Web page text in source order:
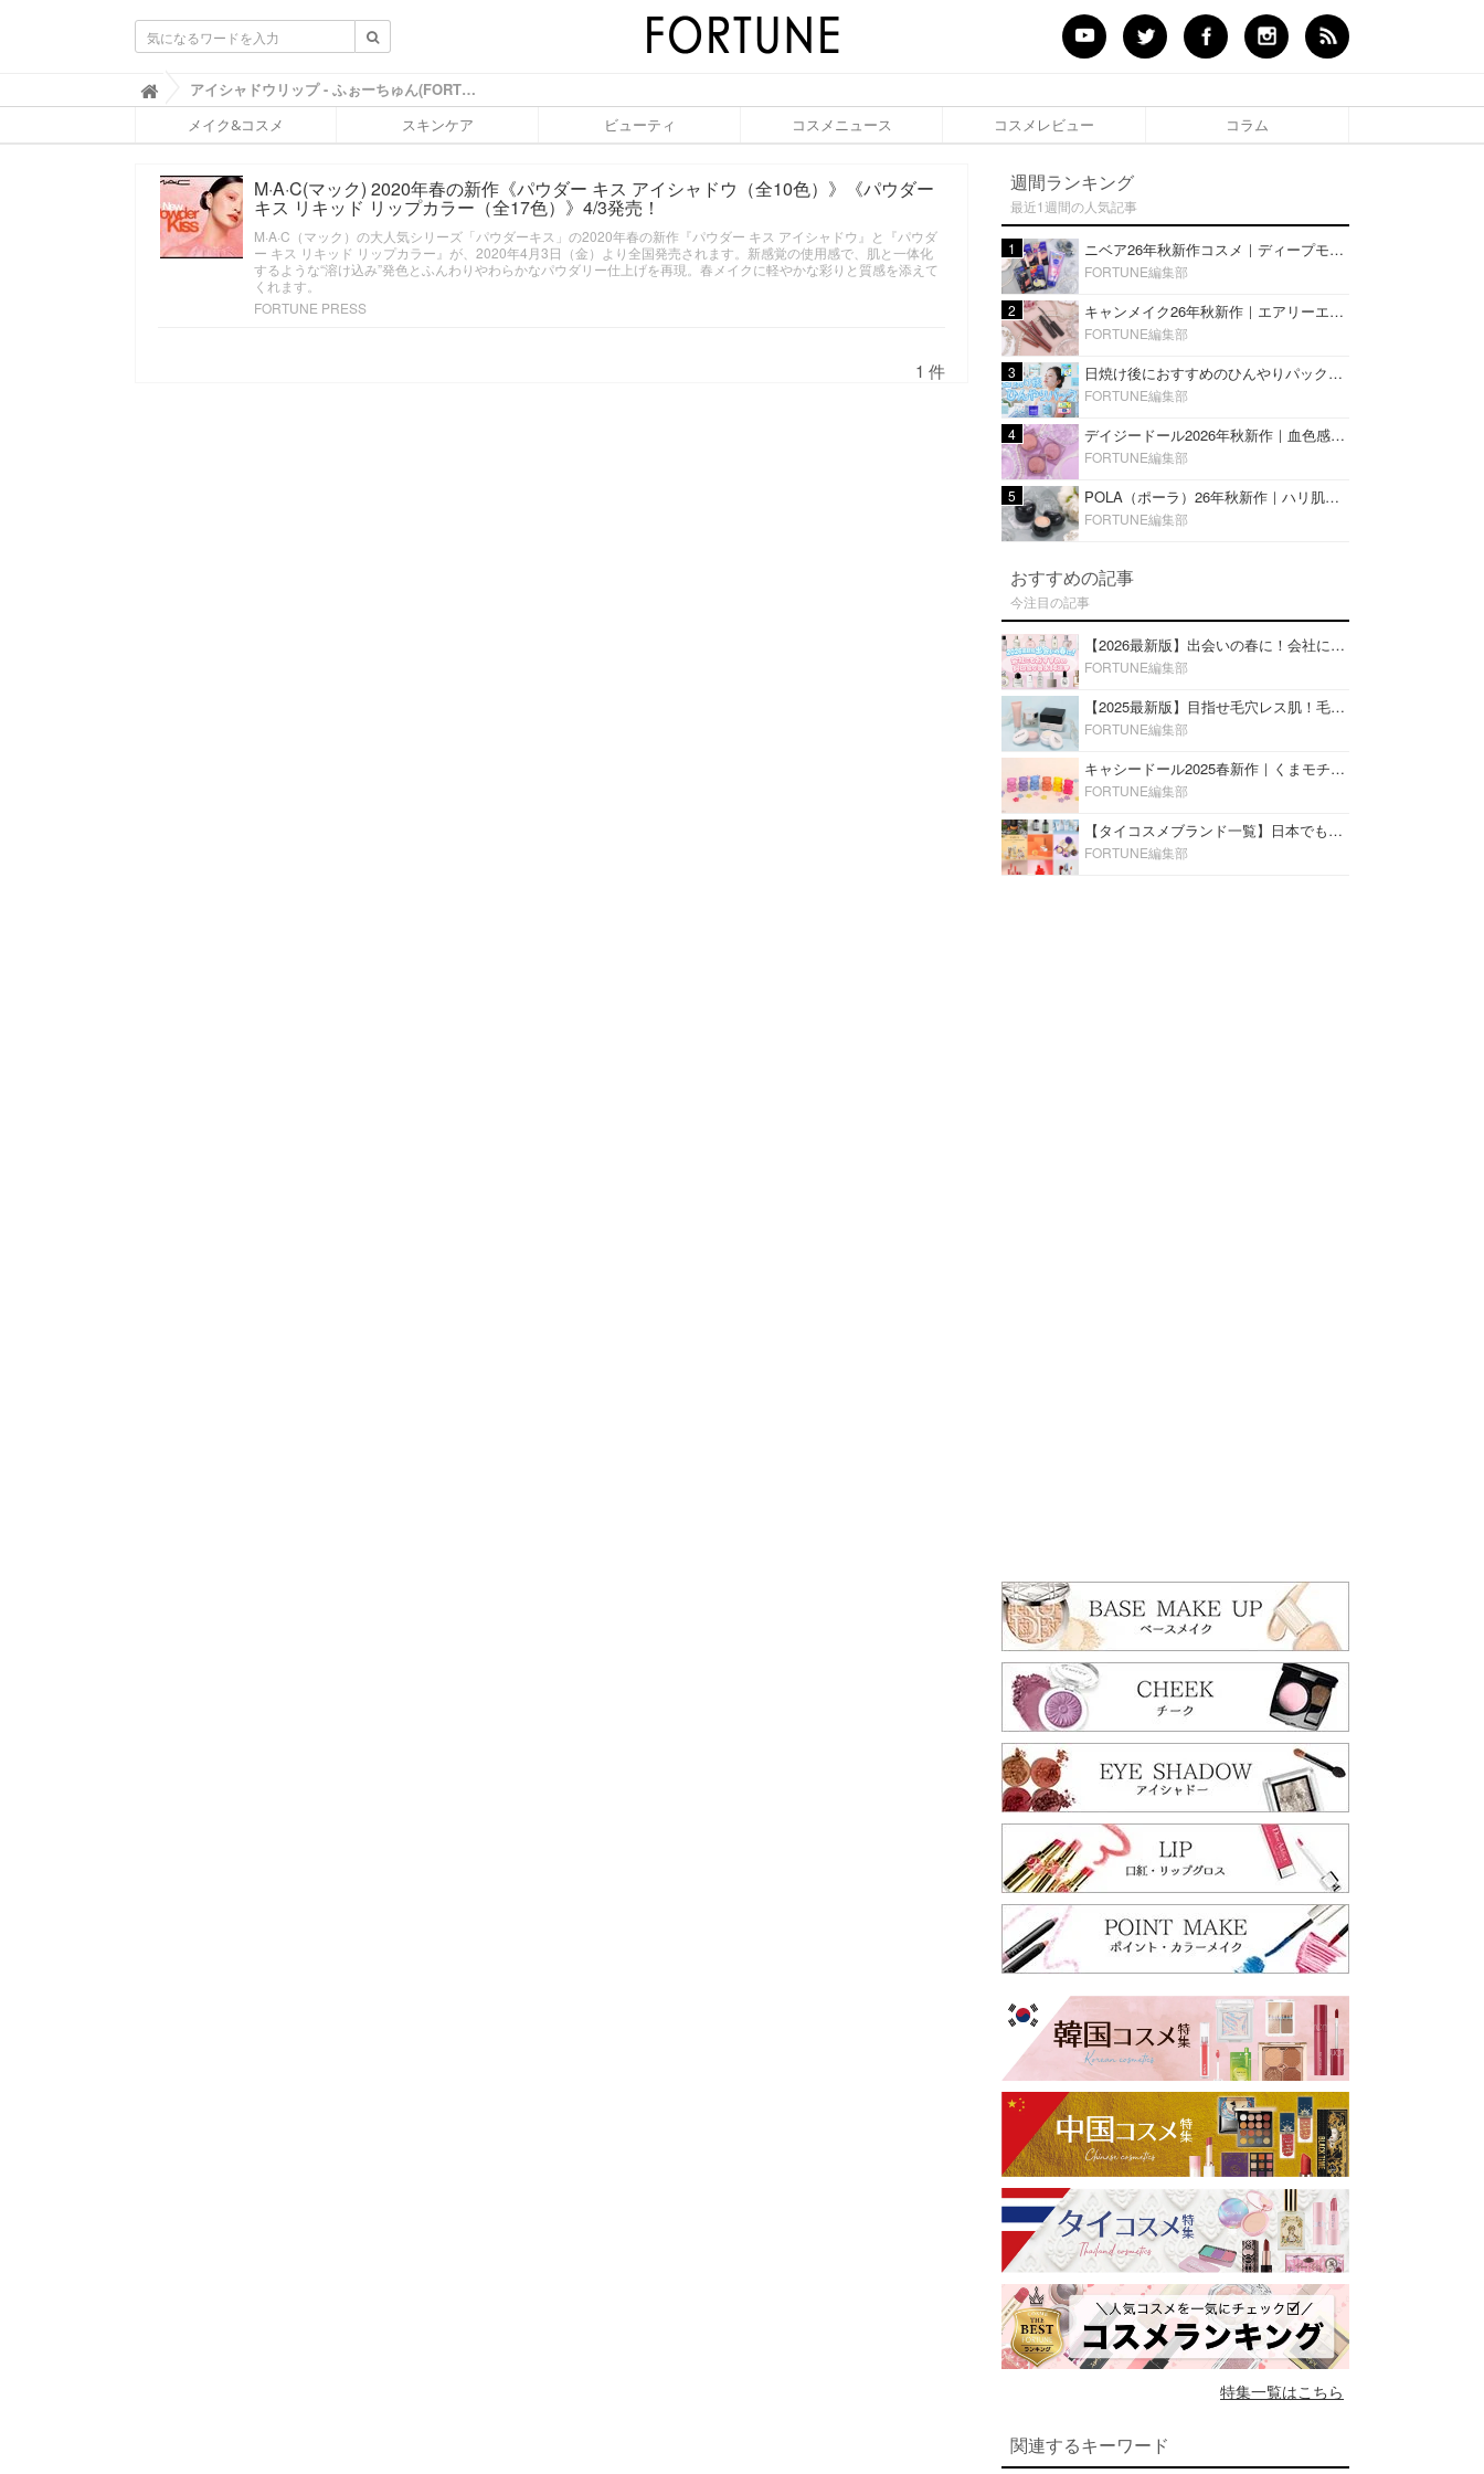
ふ
ぉ
ち
ん
(
F
O
アイシャドウリップ - ふぉーちゅん(FORTUNE)
メイク&コスメ スキンケア ビューティ コスメニュース コスメレビュー コラム
M·A·C(マック) 2020年春の新作《パウダー キス アイシャドウ（全10色）》《パウダー
キス リキッド リップカラー（全17色）》4/3発売！
M·A·C（マック）の大人気シリーズ「パウダーキス」の2020年春の新作『パウダー キス アイシャドウ』と『パウダ
ー キス リキッド リップカラー』が、2020年4月3日（金）より全国発売されます。新感覚の使用感で、肌と一体化
するような“溶け込み”発色とふんわりやわらかなパウダリー仕上げを再現。春メイクに軽やかな彩りと質感を添えて
くれます。
FORTUNE PRESS
1 件
週間ランキング
最近1週間の人気記事
1 ニベア26年秋新作コスメ｜ディープモイスチャーリップの美容液タイプや2in1ボディクリームスクラブも
FORTUNE編集部
2 キャンメイク26年秋新作｜エアリーエクステンションライナー＆カールスナイパーマスカラ新色をレビュー
FORTUNE編集部
3 日焼け後におすすめのひんやりパック14選｜暑い夏にぴったりな冷凍／鎮静／うるおいチャージマスクを紹介
FORTUNE編集部
4 デイジードール2026年秋新作｜血色感が可愛い♡『パウダー ブラッシュ ブルーム』新3色をレビュー
FORTUNE編集部
5 POLA（ポーラ）26年秋新作｜ハリ肌を叶える『B.A デイ プランプ ファンデーション』を口コミ
FORTUNE編集部
おすすめの記事
今注目の記事
【2026最新版】出会いの春に！会社にもおすすめの好印象な香水14選♡ビジネスの場での香水マナーも
FORTUNE編集部
【2025最新版】目指せ毛穴レス肌！毛穴を埋めて隠す「おすすめ部分用下地＆プライマー」ランキング♡
FORTUNE編集部
キャシードール2025春新作｜くまモチーフのミニリップ「シャイニーベア リップモイスト」をレビュー♡
FORTUNE編集部
【タイコスメブランド一覧】日本でも人気沸騰中の“タイコスメ”ブランド20選！
FORTUNE編集部
特集一覧はこちら
関連するキーワード